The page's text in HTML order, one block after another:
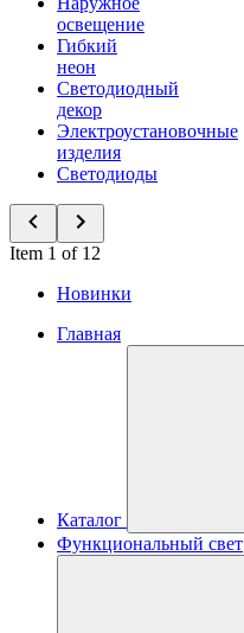
освещение
Гибкий
неон
Светодиодный
декор
Электроустановочные
изделия
Светодиоды
Item 1 of 12
Новинки
Главная
Каталог
Функциональный свет